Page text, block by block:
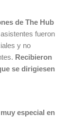
de The Hub
fueron
y no
Recibieron
se dirigiesen
especial en